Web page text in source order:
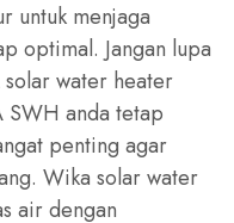
untuk menjaga
optimal. Jangan lupa
water heater
SWH anda tetap
penting agar
Wika solar water
air dengan